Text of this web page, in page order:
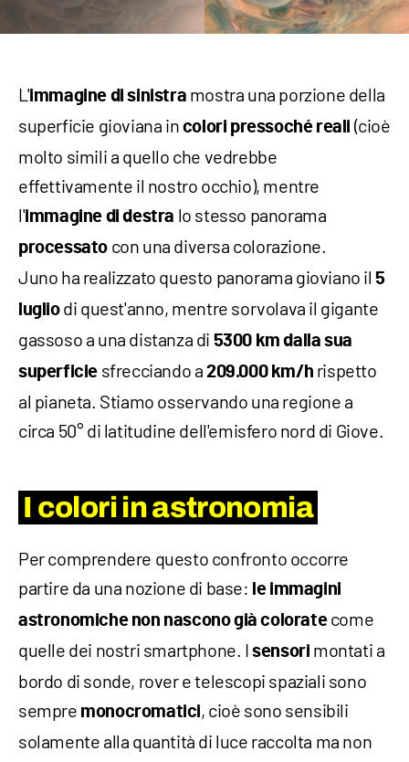
L'immagine di sinistra mostra una porzione della
superficie gioviana in colori pressoché reali (cioè
molto simili a quello che vedrebbe
effettivamente il nostro occhio), mentre
l'immagine di destra lo stesso panorama
processato con una diversa colorazione.
Juno ha realizzato questo panorama gioviano il5
lugliodi quest'anno, mentre sorvolava il gigante
gassoso a una distanza di 5300 km dalla sua
superficie sfrecciando a 209.000 km/h rispetto
al pianeta. Stiamo osservando una regione a
circa 50° di latitudine dell'emisfero nord di Giove.
I colori in astronomia
Per comprendere questo confronto occorre
partire da una nozione di base: le immagini
astronomiche non nascono già colorate come
quelle dei nostri smartphone. Isensori montati a
bordo di sonde, rover e telescopi spaziali sono
sempre monocromatici, cioè sono sensibili
solamente alla quantità di luce raccolta ma non